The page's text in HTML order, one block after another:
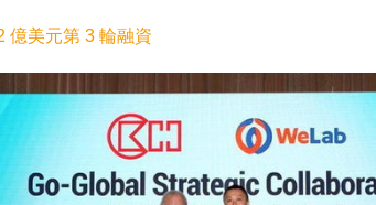
億美元第 3 輪融資